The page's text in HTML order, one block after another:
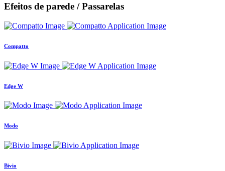
Efeitos de parede / Passarelas
Compatto
Edge W
Modo
Bivio